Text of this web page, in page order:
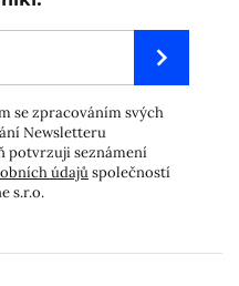
se zpracováním svých
Newsletteru
potvrzuji seznámení
údajůspolečností
s.r.o.